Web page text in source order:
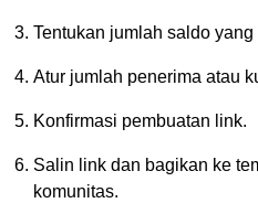
Tentukan jumlah saldo
Atur jumlah penerima atau
Konfirmasi pembuatan link.
Salin link dan bagikan ke
komunitas.